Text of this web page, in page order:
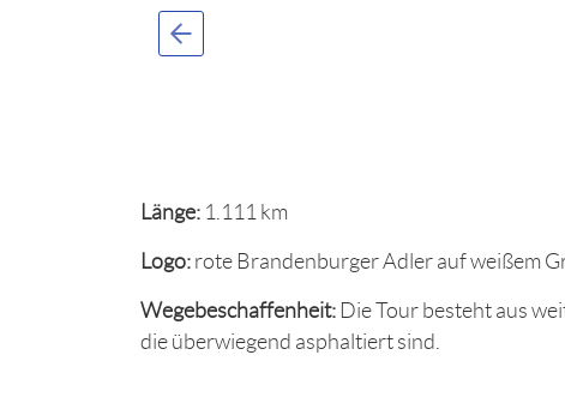
Länge: 1.111 km
Logo: rote Brandenburger Adler auf weißem
Wegebeschaffenheit: Die Tour besteht aus
die überwiegend asphaltiert sind.